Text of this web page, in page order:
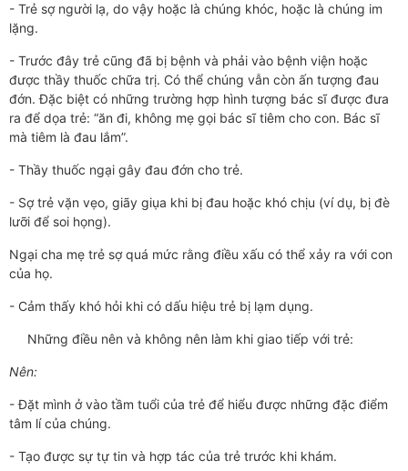
- Trẻ sợ người lạ, do vậy hoặc là chúng khóc, hoặc là chúng im
lặng.
- Trước đây trẻ cũng đã bị bệnh và phải vào bệnh viện hoặc
được thầy thuốc chữa trị. Có thể chúng vẫn còn ấn tượng đau
đớn. Đặc biệt có những trường hợp hình tượng bác sĩ được đưa
ra để dọa trẻ: “ăn đi, không mẹ gọi bác sĩ tiêm cho con. Bác sĩ
mà tiêm là đau lắm”.
- Thầy thuốc ngại gây đau đớn cho trẻ.
- Sợ trẻ vặn vẹo, giãy giụa khi bị đau hoặc khó chịu (ví dụ, bị đè
lưỡi để soi họng).
Ngại cha mẹ trẻ sợ quá mức rằng điều xấu có thể xảy ra với con
của họ.
- Cảm thấy khó hỏi khi có dấu hiệu trẻ bị lạm dụng.
Những điều nên và không nên làm khi giao tiếp với trẻ:
Nên:
- Đặt mình ở vào tầm tuổi của trẻ để hiểu được những đặc điểm
tâm lí của chúng.
- Tạo được sự tự tin và hợp tác của trẻ trước khi khám.